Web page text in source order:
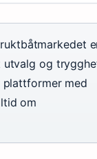
utvalg og
plattformer med
om